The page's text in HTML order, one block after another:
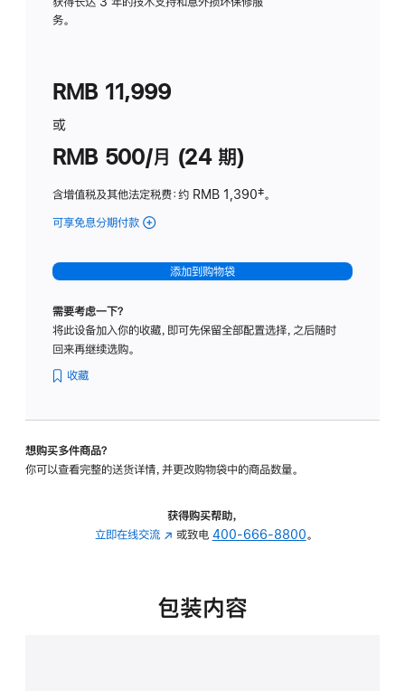
务。
RMB 11,999
或
RMB 500/月 (24 期)
含增值税及其他法定税费：约 RMB 1,390脚
‡。
可享免息分期付款 (Studio
-
标
璃
转
的
添加到购物袋
需要考虑一下？
将此设备加入你的收藏，即可先保留全部配置选择，之后随时
回来再继续选购。
收藏
想购买多件商品？
你可以查看完整的送货详情，并更改购物袋中的商品数量。
获得购买帮助，
立即在线交流 (在
中
或致电 400-666-8800。
包装内容